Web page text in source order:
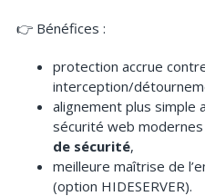
👉 Bénéfices :
protection accrue
interception/
alignement plus simple
sécurité web modernes
de sécurité,
meilleure maîtrise de
(option HIDESERVER).